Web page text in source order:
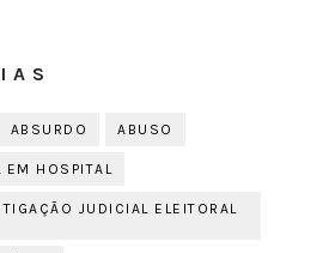
ABSURDO ABUSO
EM HOSPITAL
JUDICIAL ELEITORAL